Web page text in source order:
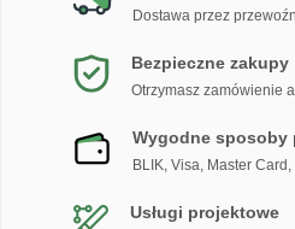
Dostawa przez
Bezpieczne zakupy
Otrzymasz zamówienie
Wygodne sposoby
BLIK, Visa, Master Card,
Usługi projektowe